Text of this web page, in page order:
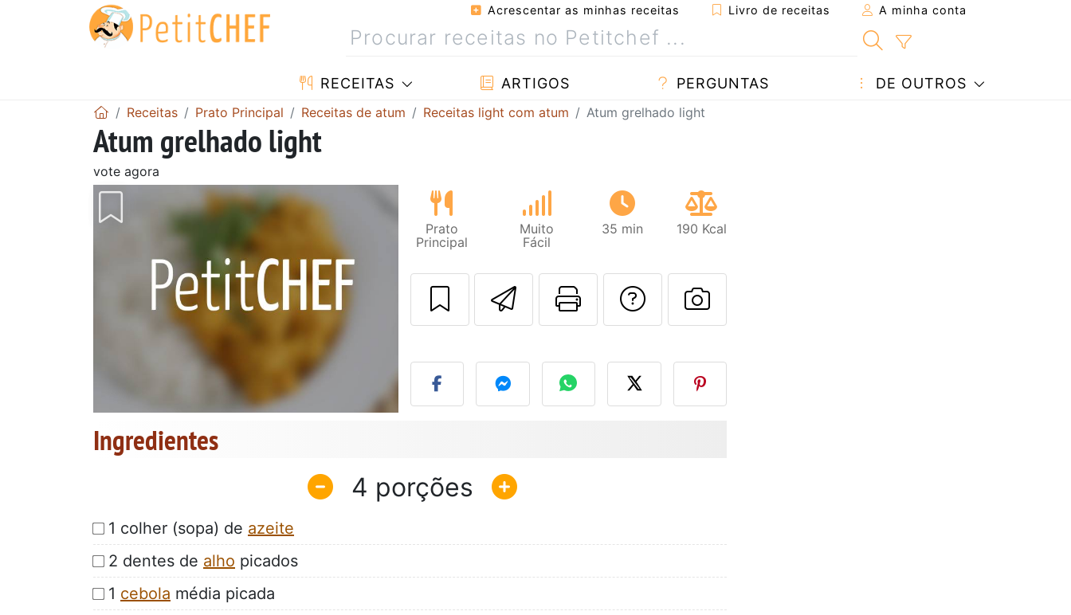
Acrescentar as minhas receitas Livro de receitas A minha conta
RECEITAS ARTIGOS PERGUNTAS DE OUTROS
Receitas Prato Principal Receitas de atum Receitas light com atum Atum grelhado light
Atum grelhado light
vote agora
Prato
Principal
Muito
Fácil
35 min 190 Kcal
Enviar esta receita a um amigo
Imprima esta página
Falar com o autor da receita
Fez esta receita? Compartilhe
Ingredientes
4
1 colher (sopa) de azeite
2 dentes de alho picados
1 cebola média picada